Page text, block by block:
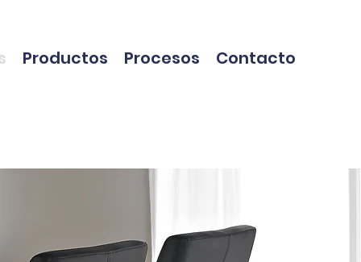
Productos Procesos Contacto